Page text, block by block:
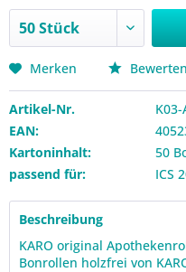
Merken Bewerten
Artikel-Nr.
EAN:
Kartoninhalt:
50
passend für:
ICS
Beschreibung
KARO original
Bonrollen holzfrei von